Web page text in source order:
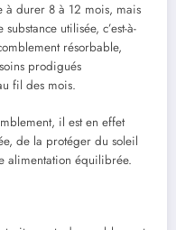
à durer 8 à 12 mois, mais
utilisée, c’est-à-
résorbable,
prodigués
fil des mois.
il est en effet
de la protéger du soleil
alimentation équilibrée.